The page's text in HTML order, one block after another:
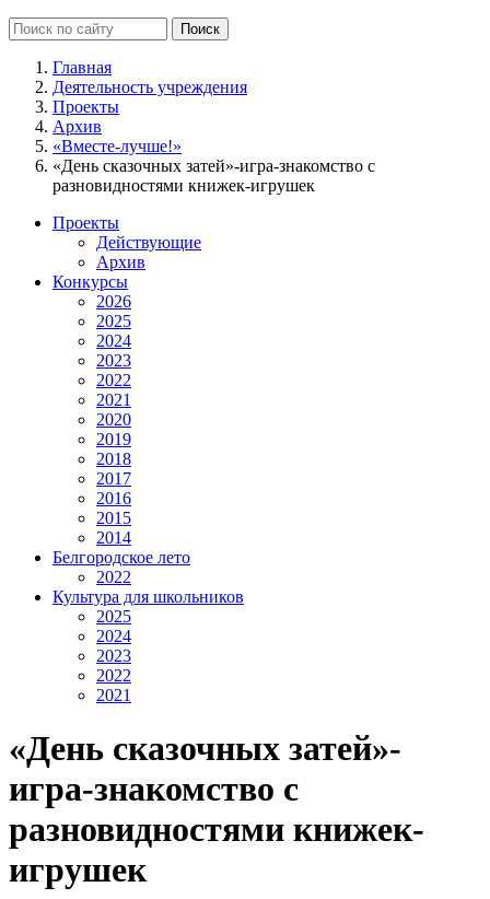
Главная
Деятельность учреждения
Проекты
Архив
«Вместе-лучше!»
«День сказочных затей»-игра-знакомство с
разновидностями книжек-игрушек
Проекты
Действующие
Архив
Конкурсы
2026
2025
2024
2023
2022
2021
2020
2019
2018
2017
2016
2015
2014
Белгородское лето
2022
Культура для школьников
2025
2024
2023
2022
2021
«День сказочных затей»-
игра-знакомство с
разновидностями книжек-
игрушек